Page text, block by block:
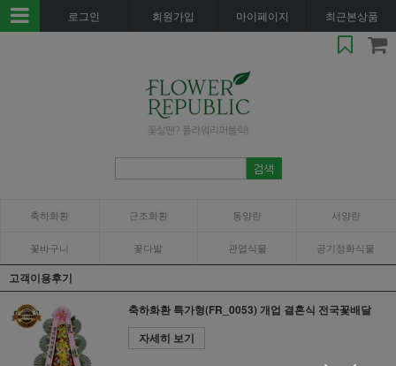
로그인 회원가입 마이페이지 최근본상품
축하화환 근조화환 동양란 서양란
꽃바구니 꽃다발 관엽식물 공기정화식물
고객이용후기
축하화환 특가형(FR_0053) 개업 결혼식 전국꽃배달
자세히 보기